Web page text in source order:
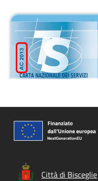
Città di Bisceglie